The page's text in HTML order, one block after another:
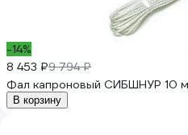
-14%
8 453 ₽9 794 ₽
Фал капроновый СИБШНУР 10
В корзину